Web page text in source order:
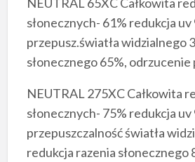
słonecznych- 61% redukcja uv
przepusz.światła widzialnego
słonecznego 65%,
NEUTRAL 275XC Całkowita
słonecznych- 75% redukcja uv
przepuszczalność światła
redukcja razenia słonecznego